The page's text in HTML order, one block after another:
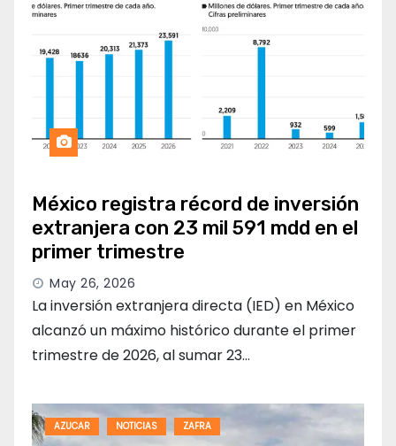
México registra récord de inversión
extranjera con 23 mil 591 mdd en el
primer trimestre
May 26, 2026
La inversión extranjera directa (IED) en México
alcanzó un máximo histórico durante el primer
trimestre de 2026, al sumar 23…
AZUCAR NOTICIAS ZAFRA